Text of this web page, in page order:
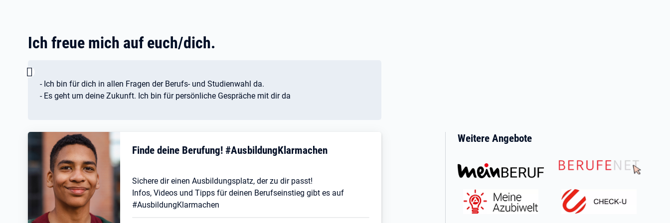
Ich freue mich auf euch/dich.
- Ich bin für dich in allen Fragen der Berufs- und Studienwahl da.
- Es geht um deine Zukunft. Ich bin für persönliche Gespräche mit dir da
Finde deine Berufung! #AusbildungKlarmachen
Sichere dir einen Ausbildungsplatz, der zu dir passt!
Infos, Videos und Tipps für deinen Berufseinstieg gibt es auf
#AusbildungKlarmachen
Weitere Angebote